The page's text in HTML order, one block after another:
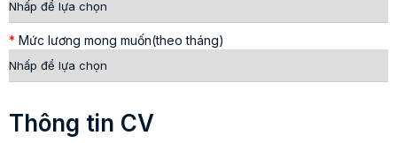
* Mức lương mong muốn(theo tháng)
Thông tin CV